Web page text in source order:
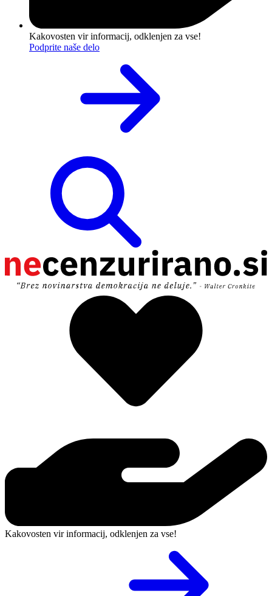
Kakovosten vir informacij, odklenjen za vse!
Podprite naše delo
Kakovosten vir informacij, odklenjen za vse!